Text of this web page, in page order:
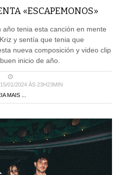
«ESCAPEMONOS»
tenia esta canción en mente
y sentía que tenia que
nueva composición y video clip
inicio de año.
01/2024 ÀS 23H23MIN
MAIS ...